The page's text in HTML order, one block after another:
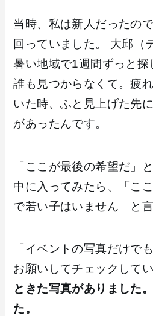
当時、私は新人だったの
回っていました。 大邱（
暑い地域で1週間ずっと探
誰も見つからなくて。疲
いた時、ふと見上げた先
があったんです。
「ここが最後の希望だ」
中に入ってみたら、「こ
で若い子はいません」と
「イベントの写真だけで
お願いしてチェックしてい
ときた写真がありました
た。